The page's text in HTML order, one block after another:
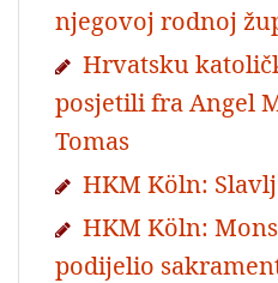
njegovoj rodnoj
Hrvatsku
posjetili fra Angel
Tomas
HKM Köln:
HKM Köln:
podijelio